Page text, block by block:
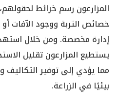
المزارعون رسم خرائط
خصائص التربة ووجود الآفات
إدارة مخصصة. ومن خلال
يستطيع المزارعون تقليل
مما يؤدي إلى توفير التكاليف
بيئيًا في الزراعة.